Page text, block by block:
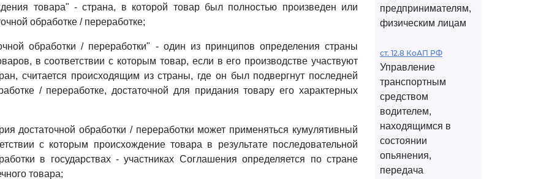
товара" - страна, в которой товар был полностью произведен или
обработке / переработке;
обработки / переработки" - один из принципов определения страны
в соответствии с которым товар, если в его производстве участвуют
считается происходящим из страны, где он был подвергнут последней
/ переработке, достаточной для придания товару его характерных
достаточной обработки / переработки может применяться кумулятивный
с которым происхождение товара в результате последовательной
в государствах - участниках Соглашения определяется по стране
товара;
предпринимателям,
физическим лицам
ст. 12.8 КоАП РФ
Управление
транспортным
средством
водителем,
находящимся в
состоянии
опьянения,
передача